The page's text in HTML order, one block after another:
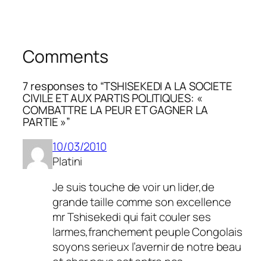
Comments
7 responses to “TSHISEKEDI A LA SOCIETE
CIVILE ET AUX PARTIS POLITIQUES: «
COMBATTRE LA PEUR ET GAGNER LA
PARTIE »”
10/03/2010
Platini
Je suis touche de voir un lider,de
grande taille comme son excellence
mr Tshisekedi qui fait couler ses
larmes,franchement peuple Congolais
soyons serieux l’avernir de notre beau